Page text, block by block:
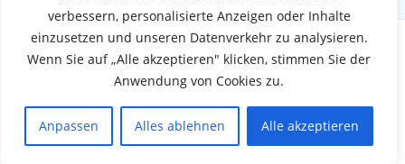
verbessern, personalisierte Anzeigen oder Inhalte
einzusetzen und unseren Datenverkehr zu analysieren.
Wenn Sie auf „Alle akzeptieren" klicken, stimmen Sie der
Anwendung von Cookies zu.
Anpassen Alles ablehnen Alle akzeptieren
© 2026 Munkbrarup.de. WordPress mit dem
Theme